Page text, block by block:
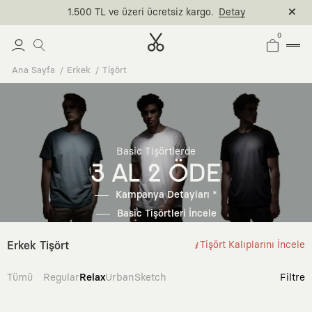
1.500 TL ve üzeri ücretsiz kargo. Detay
0
Ana Sayfa Erkek Tişört
Basic Tişörtlerde
3 AL 2 ÖDE
Kampanya Detayları *
Basic Tişörtleri İncele
Erkek Tişört Tişört Kalıplarını İncele
Tümü RegularRelaxUrbanSketch Filtre